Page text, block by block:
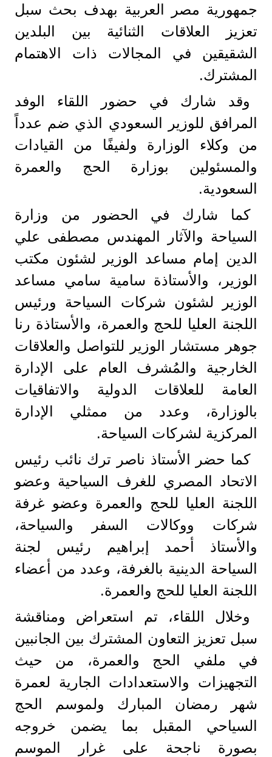
جمهورية مصر العربية بهدف بحث سبل
تعزيز العلاقات الثنائية بين البلدين
الشقيقين في المجالات ذات الاهتمام
المشترك.
وقد شارك في حضور اللقاء الوفد
المرافق للوزير السعودي الذي ضم عدداً
من وكلاء الوزارة ولفيفًا من القيادات
والمسئولين بوزارة الحج والعمرة
السعودية.
كما شارك في الحضور من وزارة
السياحة والآثار المهندس مصطفى علي
الدين إمام مساعد الوزير لشئون مكتب
الوزير، والأستاذة سامية سامي مساعد
الوزير لشئون شركات السياحة ورئيس
اللجنة العليا للحج والعمرة، والأستاذة رنا
جوهر مستشار الوزير للتواصل والعلاقات
الخارجية والمُشرف العام على الإدارة
العامة للعلاقات الدولية والاتفاقيات
بالوزارة، وعدد من ممثلي الإدارة
المركزية لشركات السياحة.
كما حضر الأستاذ ناصر ترك نائب رئيس
الاتحاد المصري للغرف السياحية وعضو
اللجنة العليا للحج والعمرة وعضو غرفة
شركات ووكالات السفر والسياحة،
والأستاذ أحمد إبراهيم رئيس لجنة
السياحة الدينية بالغرفة، وعدد من أعضاء
اللجنة العليا للحج والعمرة.
وخلال اللقاء، تم استعراض ومناقشة
سبل تعزيز التعاون المشترك بين الجانبين
في ملفي الحج والعمرة، من حيث
التجهيزات والاستعدادات الجارية لعمرة
شهر رمضان المبارك ولموسم الحج
السياحي المقبل بما يضمن خروجه
بصورة ناجحة على غرار الموسم